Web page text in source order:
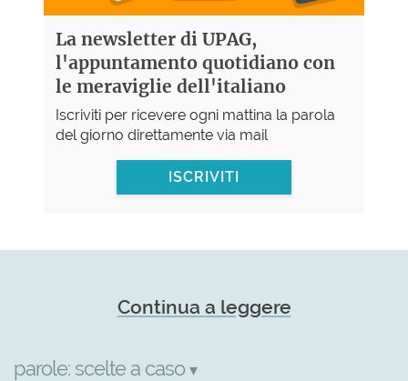
La newsletter di UPAG,
l'appuntamento quotidiano con
le meraviglie dell'italiano
Iscriviti per ricevere ogni mattina la parola
del giorno direttamente via mail
ISCRIVITI
Continua a leggere
parole: scelte a caso ▾